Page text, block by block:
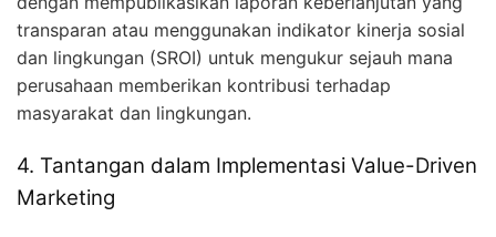
transparan atau menggunakan indikator kinerja sosial
dan lingkungan (SROI) untuk mengukur sejauh mana
perusahaan memberikan kontribusi terhadap
masyarakat dan lingkungan.
4. Tantangan dalam Implementasi Value-Driven
Marketing